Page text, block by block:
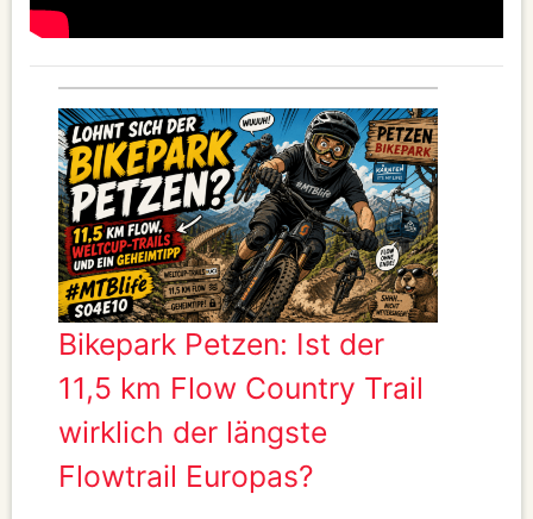
Bikepark Petzen: Ist der
11,5 km Flow Country Trail
wirklich der längste
Flowtrail Europas?